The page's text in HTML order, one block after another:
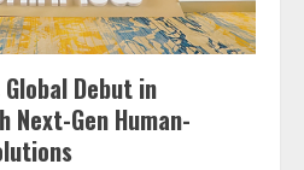
Debut in
Next-Gen Human-